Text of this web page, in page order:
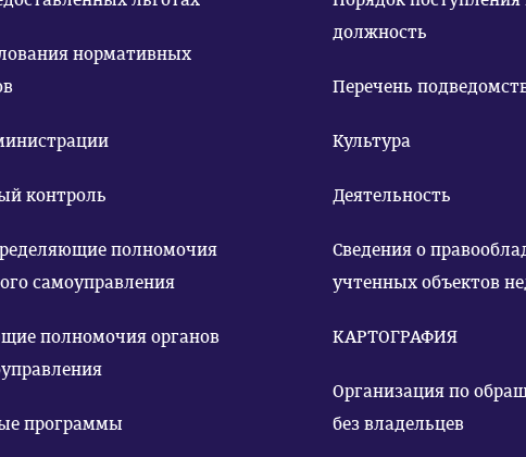
нормативных
контроль
полномочия
самоуправления
полномочия органов
программы
должность
Перечень
Культура
Деятельность
Сведения о
учтенных объектов
КАРТОГРАФИЯ
Организация по
без владельцев